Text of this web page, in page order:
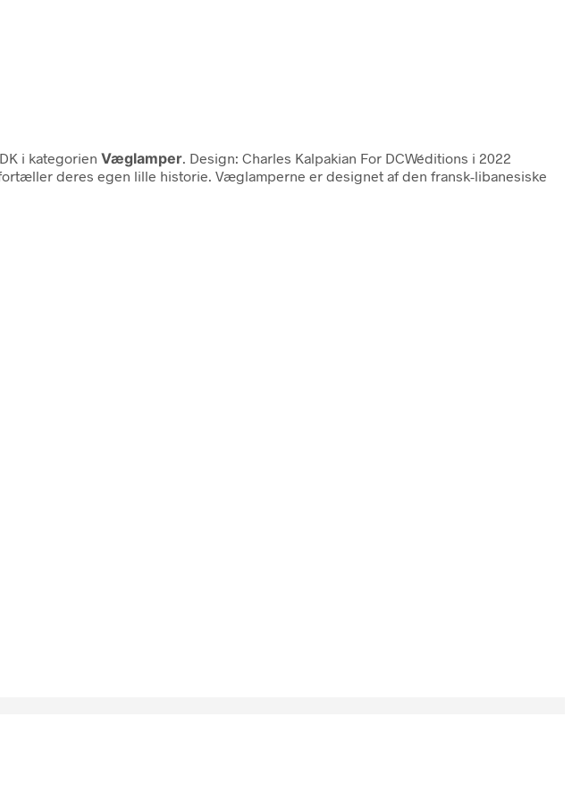
i kategorien Væglamper . Design: Charles Kalpakian For DCWéditions i 2022
deres egen lille historie. Væglamperne er designet af den fransk-libanesiske